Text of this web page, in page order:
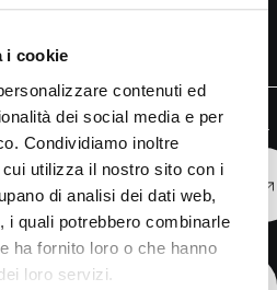
i cookie
contenuti ed
dei social media e per
Condividiamo inoltre
utilizza il nostro sito con i
di analisi dei dati web,
i quali potrebbero combinarle
ha fornito loro o che hanno
loro servizi.
collaborazione con il corso di laurea.
in uscita:
specializzati
dei
compositi
Richiedi
informazioni